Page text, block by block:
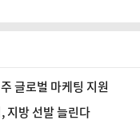
글로벌 마케팅 지원
방 선발 늘린다